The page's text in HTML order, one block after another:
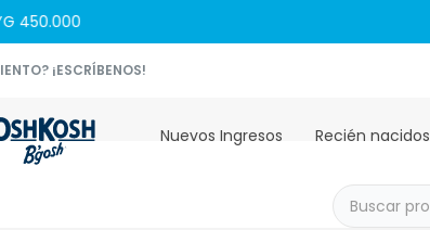
Nuevos Ingresos Recién nacidos
¡ESCRÍBENOS!